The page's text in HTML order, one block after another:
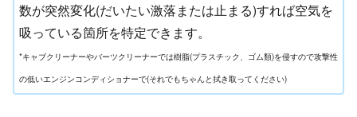
数が突然変化(だいたい激落または止まる)すれば空気を
吸っている箇所を特定できます。
*キャブクリーナーやバーツクリーナーでは樹脂(プラスチック、ゴム類)を侵すので攻撃性
の低いエンジンコンディショナーで(それでもちゃんと拭き取ってください)